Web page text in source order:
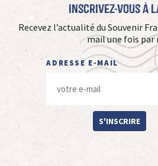
Inscrivez-vous à
Recevez l’actualité du Souvenir
mail une fois par
ADRESSE E-MAIL
S'INSCRIRE